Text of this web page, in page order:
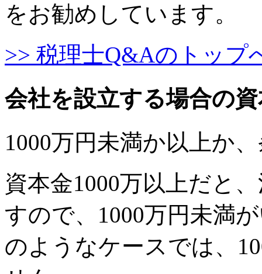
をお勧めしています。
>> 税理士Q&Aのトップ
会社を設立する場合の
1000万円未満か以上か
資本金1000万以上だと
すので、1000万円未満
のようなケースでは、